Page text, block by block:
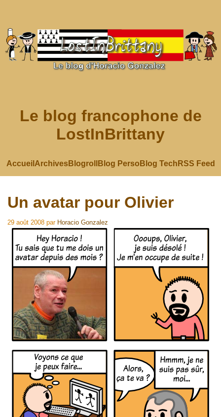
Le blog francophone de
LostInBrittany
Accueil ArchivesBlogroll Blog Perso Blog Tech RSS Feed
Un avatar pour Olivier
29 août 2008 par Horacio Gonzalez